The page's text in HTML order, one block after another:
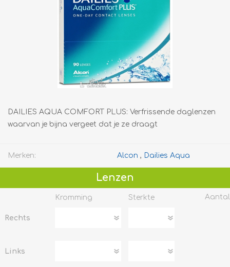
DAILIES AQUA COMFORT PLUS: Verfrissende daglenzen
waarvan je bijna vergeet dat je ze draagt
Merken: Alcon , Dailies Aqua
Lenzen
Kromming Sterkte Aantal
Rechts
Links